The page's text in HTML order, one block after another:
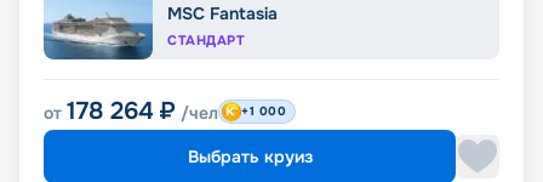
MSC Fantasia
СТАНДАРТ
от 178 264 ₽ /чел +1 000
Выбрать круиз